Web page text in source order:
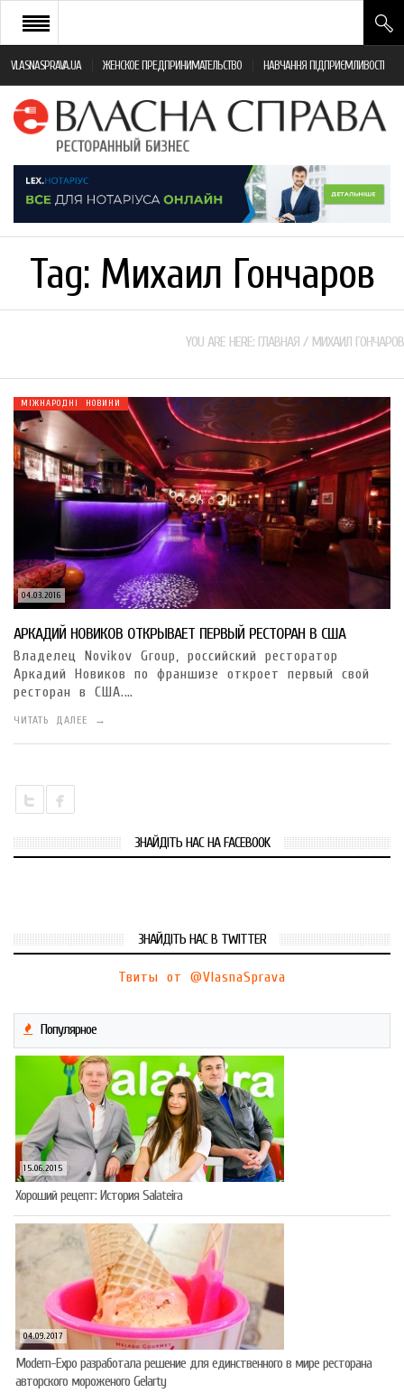
VLASNASPRAVA.UA ЖЕНСКОЕ ПРЕДПРИНИМАТЕЛЬСТВО НАВЧАННЯ ПІДПРИЄМЛИВОСТІ
НОВИНИ РЕСТОРАННОГО БІЗНЕСУ
ЯК ВІДКРИТИ ТА УСПІШНО КЕРУВАТИ
МОНІТОРИНГ ЗАКОНОДАВСТВА
ФРАНЧАЙЗИНГ
Tag: Михаил Гончаров
YOU ARE HERE: ГЛАВНАЯ / МИХАИЛ ГОНЧАРОВ
04.03.2016
МІЖНАРОДНІ НОВИНИ
АРКАДИЙ НОВИКОВ ОТКРЫВАЕТ ПЕРВЫЙ РЕСТОРАН В США
Владелец Novikov Group, российский ресторатор
Аркадий Новиков по франшизе откроет первый свой
ресторан в США.…
ЧИТАТЬ ДАЛЕЕ →
ЗНАЙДІТЬ НАС НА FACEBOOK
ЗНАЙДІТЬ НАС В TWITTER
Твиты от @VlasnaSprava
Популярное
15.06.2015
Хороший рецепт: История Salateira
04.09.2017
Modern-Expo разработала решение для единственного в мире ресторана
авторского мороженого Gelarty